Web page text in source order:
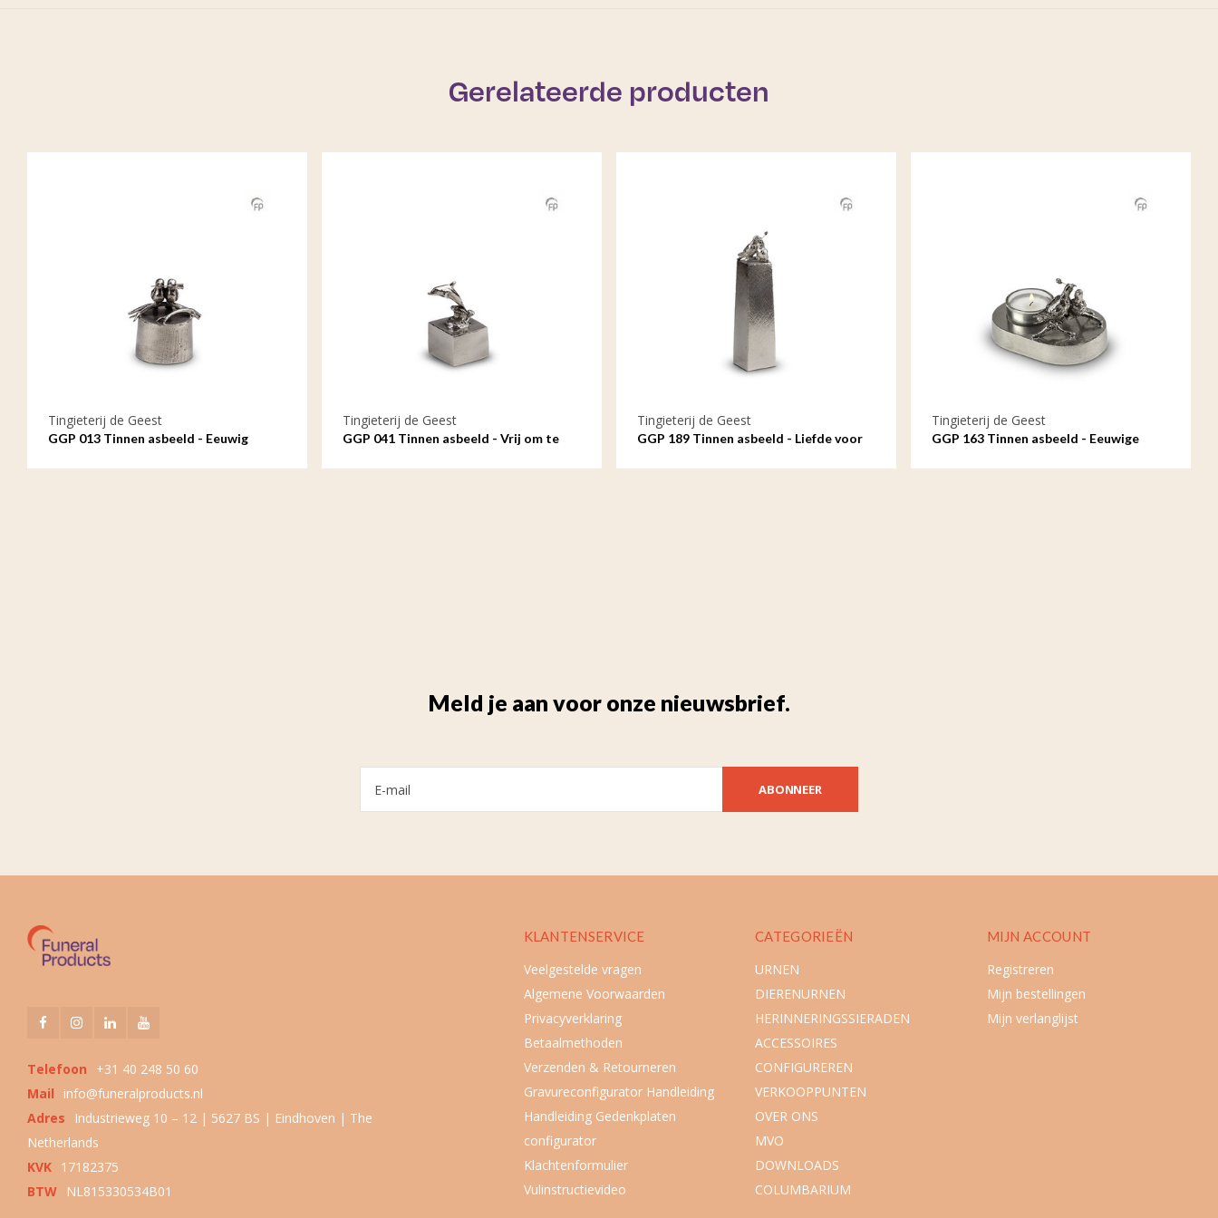
Gerelateerde producten
Tingieterij de Geest
GGP 013 Tinnen asbeeld - Eeuwig
Tingieterij de Geest
GGP 041 Tinnen asbeeld - Vrij om te
Tingieterij de Geest
GGP 189 Tinnen asbeeld - Liefde voor
Tingieterij de Geest
GGP 163 Tinnen asbeeld - Eeuwige
Meld je aan voor onze nieuwsbrief.
ABONNEER
Telefoon
+31 40 248 50 60
Mail
info@funeralproducts.nl
Adres
Industrieweg 10 – 12 | 5627 BS | Eindhoven | The
Netherlands
KVK 17182375
BTW
NL815330534B01
KLANTENSERVICE
Veelgestelde vragen
Algemene Voorwaarden
Privacyverklaring
Betaalmethoden
Verzenden & Retourneren
Gravureconfigurator Handleiding
Handleiding Gedenkplaten
configurator
Klachtenformulier
Vulinstructievideo
CATEGORIEËN
URNEN
DIERENURNEN
HERINNERINGSSIERADEN
ACCESSOIRES
CONFIGUREREN
VERKOOPPUNTEN
OVER ONS
MVO
DOWNLOADS
COLUMBARIUM
MIJN ACCOUNT
Registreren
Mijn bestellingen
Mijn verlanglijst